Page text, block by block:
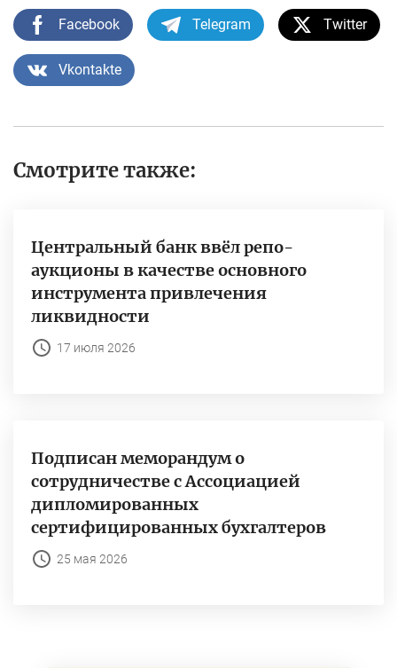
Facebook Telegram Twitter
Vkontakte
Смотрите также:
Центральный банк ввёл репо-
аукционы в качестве основного
инструмента привлечения
ликвидности
17 июля 2026
Подписан меморандум о
сотрудничестве с Ассоциацией
дипломированных
сертифицированных бухгалтеров
25 мая 2026